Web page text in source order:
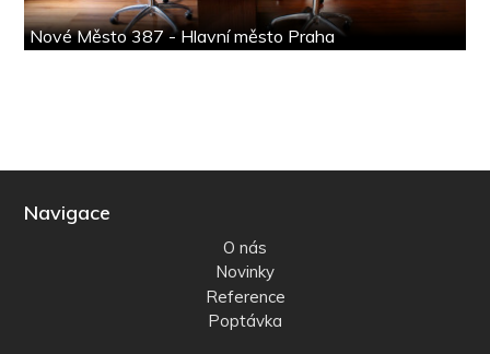
Nové Město 387 - Hlavní město Praha
Navigace
O nás
Novinky
Reference
Poptávka